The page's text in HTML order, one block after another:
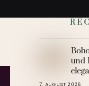
und
7. AUGUST 2026